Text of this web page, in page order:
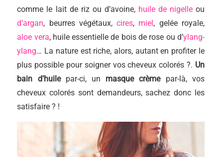
comme le lait de riz ou d’avoine, huile de nigelleou
d’argan, beurres végétaux,cires, miel, gelée royale,
aloe vera, huile essentielle de bois de rose ou d’ylang-
ylang… La nature est riche, alors, autant en profiter le
plus possible pour soigner vos cheveux colorés ?. Un
bain d’huile par-ci, un masque crèmepar-là, vos
cheveux colorés sont demandeurs, sachez donc les
satisfaire ? !